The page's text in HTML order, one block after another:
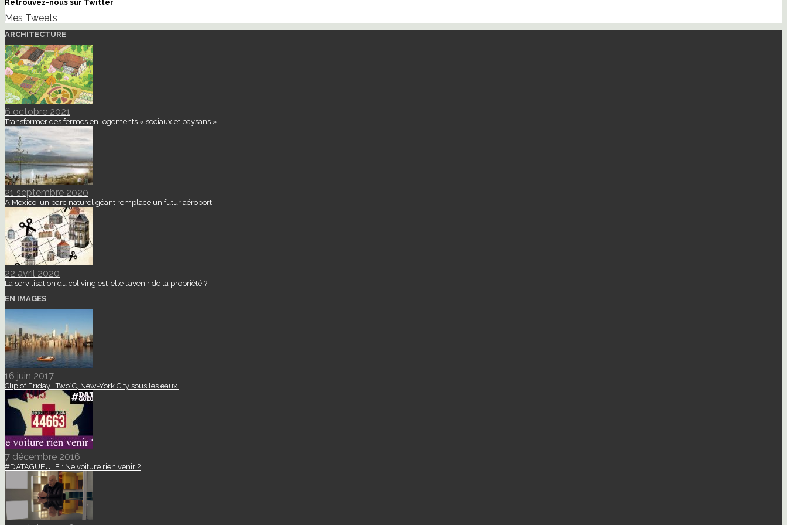
Retrouvez-nous sur Twitter
Mes Tweets
ARCHITECTURE
6 octobre 2021
Transformer des fermes en logements « sociaux et paysans »
21 septembre 2020
A Mexico, un parc naturel géant remplace un futur aéroport
22 avril 2020
La servitisation du coliving est-elle l’avenir de la propriété ?
EN IMAGES
16 juin 2017
Clip of Friday : Two°C, New-York City sous les eaux.
7 décembre 2016
#DATAGUEULE : Ne voiture rien venir ?